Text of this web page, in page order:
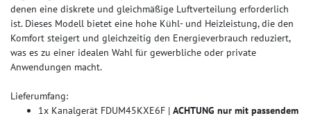
denen eine diskrete und gleichmäßige Luftverteilung erforderlich
ist. Dieses Modell bietet eine hohe Kühl- und Heizleistung, die den
Komfort steigert und gleichzeitig den Energieverbrauch reduziert,
was es zu einer idealen Wahl für gewerbliche oder private
Anwendungen macht.
Lieferumfang:
1x Kanalgerät FDUM45KXE6F | ACHTUNG nur mit passendem